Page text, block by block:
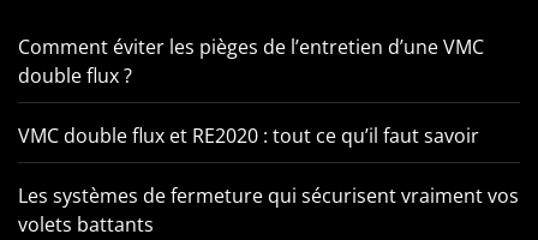
Comment éviter les pièges de l’entretien d’une VMC
double flux ?
VMC double flux et RE2020 : tout ce qu’il faut savoir
Les systèmes de fermeture qui sécurisent vraiment vos
volets battants